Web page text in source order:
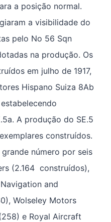
a posição normal.
a visibilidade do
pelo No 56 Sqn
na produção. Os
em julho de 1917,
Hispano Suiza 8Ab
A produção do SE.5
construídos.
número por seis
(2.164 construídos),
and
Wolseley Motors
e Royal Aircraft